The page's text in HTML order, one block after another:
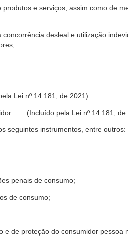
e serviços, assim como de
desleal e utilização
Lei nº 14.181, de 2021)
(Incluído pela Lei nº 14.181, de
seguintes instrumentos, entre outros:
penais de consumo;
de consumo;
e de proteção do consumidor